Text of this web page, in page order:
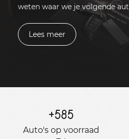
weten waar we je volgende
Lees meer
+585
Auto's op voorraad